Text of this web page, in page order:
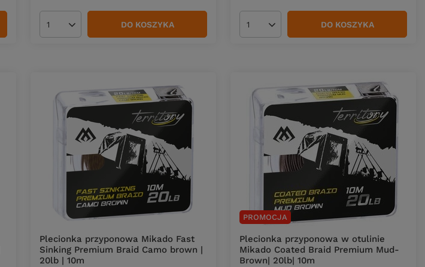
Ilość produktów DO KOSZYKA Ilość produktów DO KOSZYKA
Plecionka przyponowa Mikado Fast
Sinking Premium Braid Camo brown |
20lb | 10m
PROMOCJA
Plecionka przyponowa w otulinie
Mikado Coated Braid Premium Mud-
Brown| 20lb| 10m